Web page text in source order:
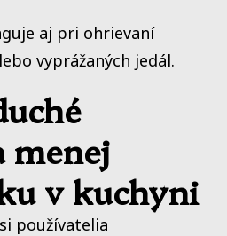
aj pri ohrievaní
vyprážaných jedál.
menej
v kuchyni
používatelia